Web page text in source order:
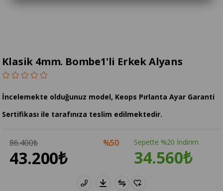
Klasik 4mm. Bombe1'li Erkek Alyans
İncelemekte olduğunuz model, Keops Pırlanta Ayar Garanti
Sertifikası ile tarafınıza teslim edilmektedir.
86.400₺
43.200₺
50 Sepette %20 İndirim
34.560₺